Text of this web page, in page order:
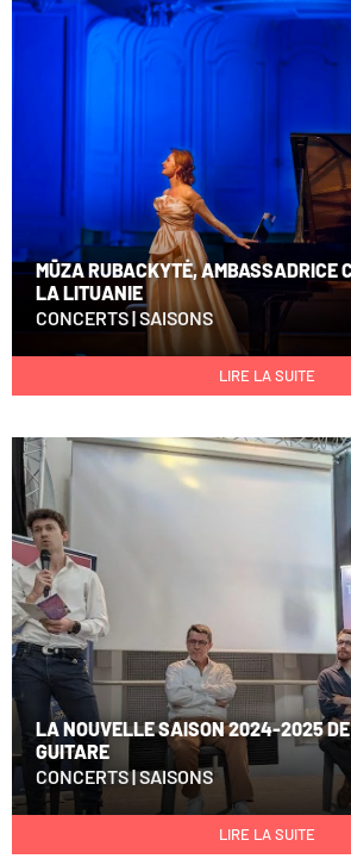
MŪZA RUBACKYTĖ, AMBASSADRICE
LA LITUANIE
CONCERTS|SAISONS
LIRE LA SUITE
LA NOUVELLE SAISON 2024-2025 DE
GUITARE
CONCERTS|SAISONS
LIRE LA SUITE